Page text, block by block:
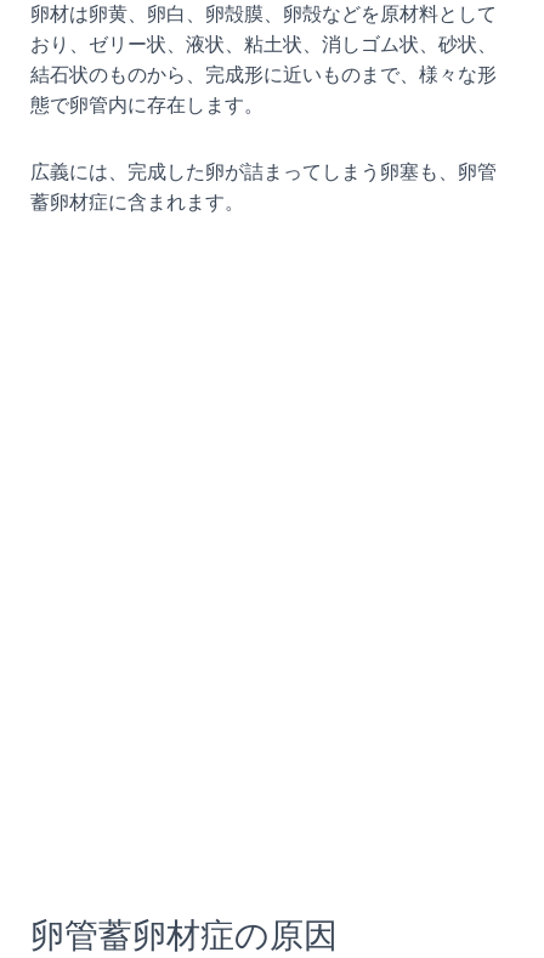
卵材は卵黄、卵白、卵殻膜、卵殻などを原材料として
おり、ゼリー状、液状、粘土状、消しゴム状、砂状、
結石状のものから、完成形に近いものまで、様々な形
態で卵管内に存在します。
広義には、完成した卵が詰まってしまう卵塞も、卵管
蓄卵材症に含まれます。
卵管蓄卵材症の原因